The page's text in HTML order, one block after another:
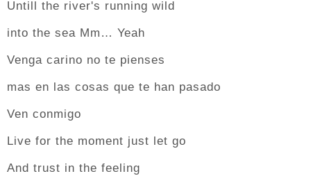
Untill the river's running wild
into the sea Mm… Yeah
Venga carino no te pienses
mas en las cosas que te han pasado
Ven conmigo
Live for the moment just let go
And trust in the feeling